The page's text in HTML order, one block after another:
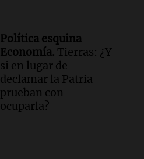
Política esquina
Economía. Tierras: ¿Y
si en lugar de
declamar la Patria
prueban con
ocuparla?